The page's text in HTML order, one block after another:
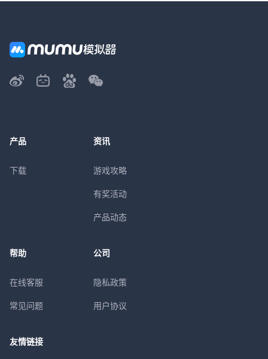
产品
下载
资讯
游戏攻略
有奖活动
产品动态
帮助
在线客服
常见问题
公司
隐私政策
用户协议
友情链接